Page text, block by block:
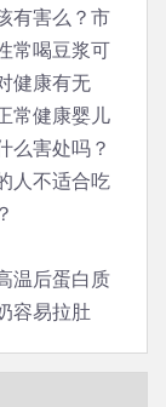
有害么？市
么？
常喝豆浆可
浆呢？
健康有无
毒豆芽？
常健康婴儿
粉再加蔬菜
么害处吗？
对身体有害
人不适合吃
了会消化不
吗？我看有
一盆冷水泡
吃，这种方
温后蛋白质
容易拉肚